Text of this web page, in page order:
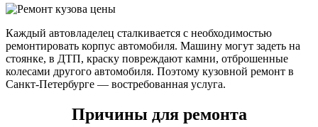
Каждый автовладелец сталкивается с необходимостью
ремонтировать корпус автомобиля. Машину могут задеть на
стоянке, в ДТП, краску повреждают камни, отброшенные
колесами другого автомобиля. Поэтому кузовной ремонт в
Санкт-Петербурге — востребованная услуга.
Причины для ремонта